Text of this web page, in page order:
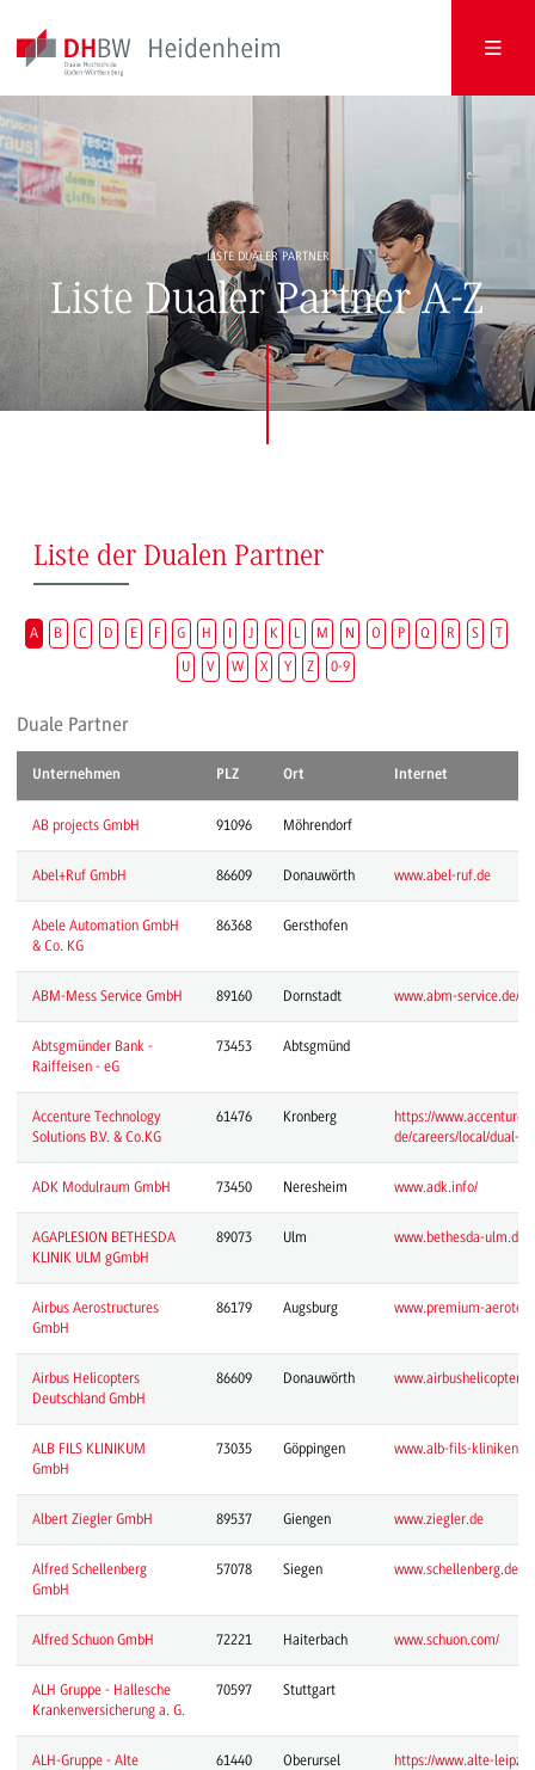
LISTE DUALER PARTNER
Liste Dualer Partner A-Z
Liste der Dualen Partner
A B C D E F G H I J K L M N O P Q R S
T
U
V W X Y Z 0-9
Duale Partner
Unternehmen PLZ Ort Internet
AB projects GmbH 91096 Möhrendorf
Abel+Ruf GmbH 86609 Donauwörth www.abel-ruf.de
Abele Automation GmbH
& Co. KG
86368 Gersthofen
ABM-Mess Service GmbH 89160 Dornstadt www.abm-service.de/
Abtsgmünder Bank -
Raiffeisen - eG
73453 Abtsgmünd
Accenture Technology
Solutions B.V. & Co.KG
61476 Kronberg
https://
de/careers/local/dual-
ADK Modulraum GmbH 73450 Neresheim www.adk.info/
AGAPLESION BETHESDA
KLINIK ULM gGmbH
89073 Ulm www.bethesda-ulm.de/
Airbus Aerostructures
GmbH
86179 Augsburg www.premium-
Airbus Helicopters
Deutschland GmbH
86609 Donauwörth
ALB FILS KLINIKUM
GmbH
73035 Göppingen www.alb-fils-
Albert Ziegler GmbH 89537 Giengen www.ziegler.de
Alfred Schellenberg
GmbH
57078 Siegen www.schellenberg.de/
Alfred Schuon GmbH 72221 Haiterbach www.schuon.com/
ALH Gruppe - Hallesche
Krankenversicherung a. G.
70597 Stuttgart
ALH-Gruppe - Alte
61440 Oberursel https://www.alte-